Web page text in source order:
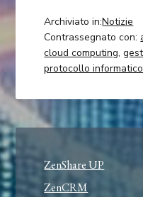
Archiviato in:Notizie
Contrassegnato con:
cloud computing,
protocollo informatico
ZenShare UP
ZenCRM